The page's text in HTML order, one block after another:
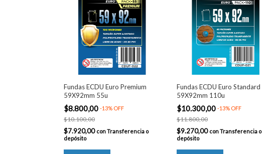
Fundas ECDU Euro Premium
59X92mm 55u
$8.800,00 -13% OFF
$10.100,00
$7.920,00 conTransferencia o
depósito
Fundas ECDU Euro Standard
59X92mm 110u
$10.300,00 -13% OFF
$11.800,00
$9.270,00 conTransferencia o
depósito